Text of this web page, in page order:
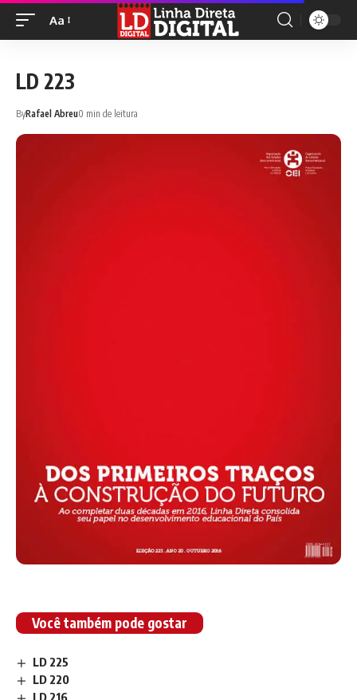
Aa
LD 223
ByRafael Abreu0 min de leitura
Você também pode gostar
LD 225
LD 220
LD 216